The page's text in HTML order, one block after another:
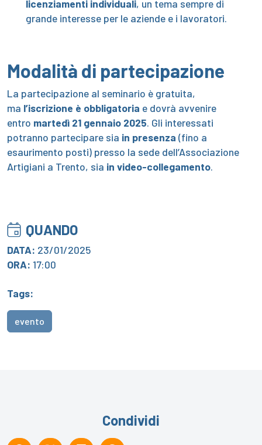
licenziamenti individuali, un tema sempre di
grande interesse per le aziende e i lavoratori.
Modalità di partecipazione
La partecipazione al seminario è gratuita,
ma l’iscrizione è obbligatoria e dovrà avvenire
entro martedì 21 gennaio 2025. Gli interessati
potranno partecipare sia in presenza (fino a
esaurimento posti) presso la sede dell’Associazione
Artigiani a Trento, sia in video-collegamento.
QUANDO
DATA: 23/01/2025
ORA: 17:00
Tags:
evento
Condividi